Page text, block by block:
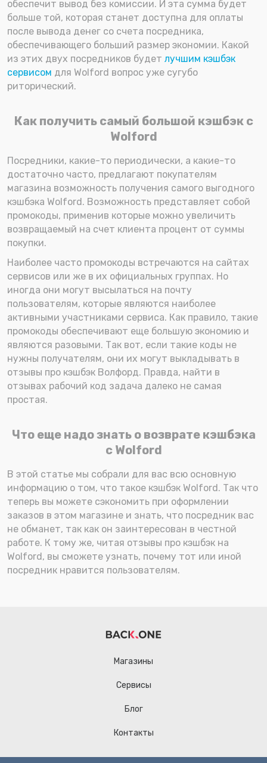
обеспечит вывод без комиссии. И эта сумма будет
больше той, которая станет доступна для оплаты
после вывода денег со счета посредника,
обеспечивающего больший размер экономии. Какой
из этих двух посредников будет лучшим кэшбэк
сервисом для Wolford вопрос уже сугубо
риторический.
Как получить самый большой кэшбэк с
Wolford
Посредники, какие-то периодически, а какие-то
достаточно часто, предлагают покупателям
магазина возможность получения самого выгодного
кэшбэка Wolford. Возможность представляет собой
промокоды, применив которые можно увеличить
возвращаемый на счет клиента процент от суммы
покупки.
Наиболее часто промокоды встречаются на сайтах
сервисов или же в их официальных группах. Но
иногда они могут высылаться на почту
пользователям, которые являются наиболее
активными участниками сервиса. Как правило, такие
промокоды обеспечивают еще большую экономию и
являются разовыми. Так вот, если такие коды не
нужны получателям, они их могут выкладывать в
отзывы про кэшбэк Волфорд. Правда, найти в
отзывах рабочий код задача далеко не самая
простая.
Что еще надо знать о возврате кэшбэка
с Wolford
В этой статье мы собрали для вас всю основную
информацию о том, что такое кэшбэк Wolford. Так что
теперь вы можете сэкономить при оформлении
заказов в этом магазине и знать, что посредник вас
не обманет, так как он заинтересован в честной
работе. К тому же, читая отзывы про кэшбэк на
Wolford, вы сможете узнать, почему тот или иной
посредник нравится пользователям.
Магазины
Сервисы
Блог
Контакты